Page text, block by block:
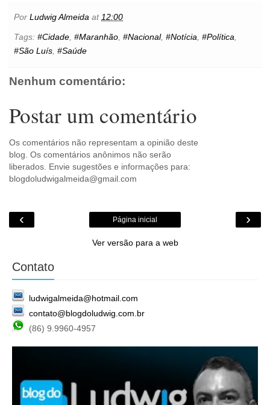
b
o
k
t
e
r
e
r
e
s
t
s
A
p
l
e
k
.
Por Ludwig Almeida at12:00
Tags: #Cidade, #Maranhão, #Nacional, #Notícia, #Política,
#São Luís, #Saúde
Nenhum comentário:
Postar um comentário
Os comentários não representam a opinião deste
blog. Os comentários anônimos não serão
liberados. Envie sugestões e informações para:
blogdoludwigalmeida@gmail.com
‹ ›
Página inicial
Ver versão para a web
Contato
ludwigalmeida@hotmail.com
contato@blogdoludwig.com.br
(86) 9.9960-4957